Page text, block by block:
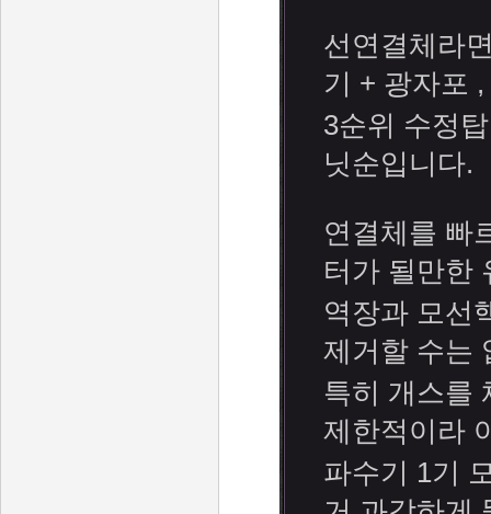
선연결체라
기 + 광자포
3순위 수정
닛순입니다.
연결체를 빠
터가 될만한
역장과 모선
제거할 수는
특히 개스를
제한적이라
파수기 1기